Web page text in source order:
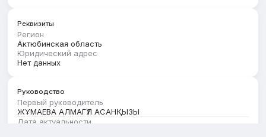
Реквизиты
Регион
Актюбинская область
Юридический адрес
Нет данных
Руководство
Первый руководитель
ЖҰМАЕВА АЛМАГҮЛ АСАНҚЫЗЫ
Дата актуальности